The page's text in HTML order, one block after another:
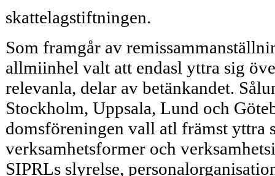
skattelagstiftningen.
Som framgår av
allmiinhel valt att endasl yttra sig
relevanla, delar av betänkandet.
Stockholm, Uppsala, Lund och
domsföreningen vall atl främst yttra
verksamhetsformer och
SIPRLs slyrelse,